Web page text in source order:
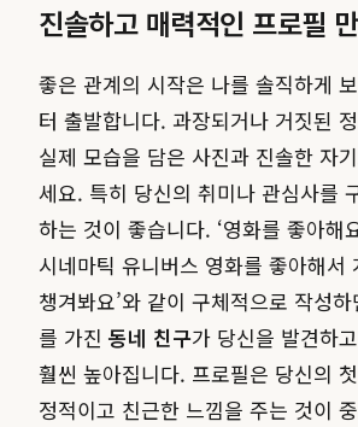
진솔하고 매력적인 프로필
좋은 관계의 시작은 나를 솔직하게
터 출발합니다. 과장되거나 거짓된
실제 모습을 담은 사진과 진솔한 자
세요. 특히 당신의 취미나 관심사를
하는 것이 좋습니다. ‘영화를 좋아해
시네마틱 유니버스 영화를 좋아해서
챙겨봐요’와 같이 구체적으로 작성
를 가진 동네 친구가 당신을 발견하
훨씬 높아집니다. 프로필은 당신의
정적이고 친근한 느낌을 주는 것이